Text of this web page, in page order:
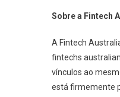
Sobre a Fintech
A Fintech
fintechs
vínculos ao
está firmemente